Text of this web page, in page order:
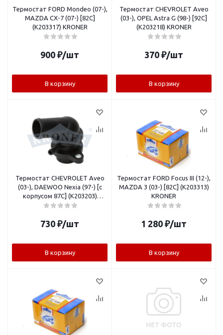
Термостат FORD Mondeo (07-),
MAZDA CX-7 (07-) [82C]
(K203317) KRONER
900 ₽/шт
В корзину
Термостат CHEVROLET Aveo
(03-), OPEL Astra G (98-) [92C]
(K203218) KRONER
370 ₽/шт
В корзину
Термостат CHEVROLET Aveo
(03-), DAEWOO Nexia (97-) [с
корпусом 87C] (K203203)
KRONER
730 ₽/шт
В корзину
Термостат FORD Focus III (12-),
MAZDA 3 (03-) [82C] (K203313)
KRONER
1 280 ₽/шт
В корзину